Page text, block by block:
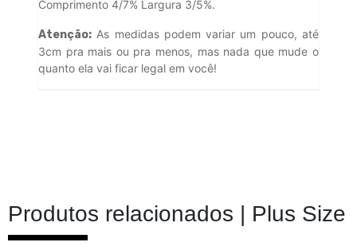
Comprimento 4/7% Largura 3/5%.
Atenção: As medidas podem variar um pouco, até
3cm pra mais ou pra menos, mas nada que mude o
quanto ela vai ficar legal em você!
Produtos relacionados | Plus Size